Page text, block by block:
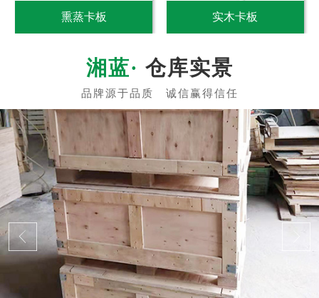
熏蒸卡板 实木卡板
仓库实景